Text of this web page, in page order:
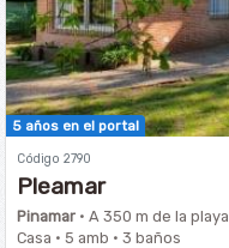
5 años en el portal
Código 2790
Pleamar
Pinamar · A 350 m de la playa
Casa · 5 amb · 3 baños